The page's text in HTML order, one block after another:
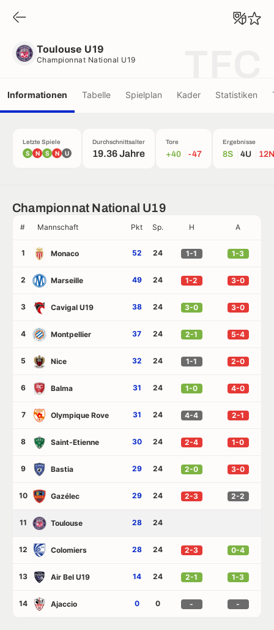
Toulouse U19
Championnat National U19
Informationen Tabelle Spielplan Kader Statistiken
Letzte Spiele
S N S N U
Durchschnittsalter
19.36 Jahre
Tore
+40 -47
Ergebnisse
8S 4U 12N
Championnat National U19
# Mannschaft Pkt Sp. H A
1 Monaco 52 24 1-1 1-3
2 Marseille 49 24 1-2 3-0
3 Cavigal U19 38 24 3-0 3-0
4 Montpellier 37 24 2-1 5-4
5 Nice 32 24 1-1 2-0
6 Balma 31 24 1-0 4-0
7 Olympique Rove 31 24 4-4 2-1
8 Saint-Etienne 30 24 2-4 1-0
9 Bastia 29 24 2-0 3-0
10 Gazélec 29 24 2-3 2-2
11 Toulouse 28 24
12 Colomiers 28 24 2-3 0-4
13 Air Bel U19 14 24 2-1 1-3
14 Ajaccio 0 0 - -